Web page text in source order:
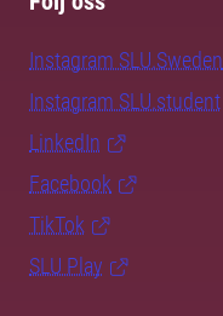
Instagram SLU.Sweden
Instagram SLU.student
LinkedIn
Facebook
TikTok
SLU Play